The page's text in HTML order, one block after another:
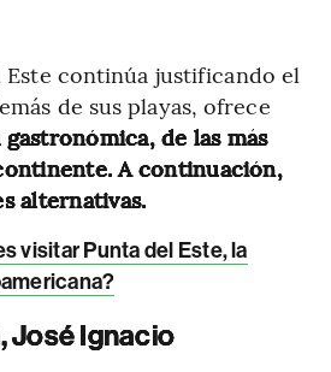
Este continúa justificando el
de sus playas, ofrece
de las más
A continuación,
alternativas.
visitar Punta del Este, la
José Ignacio